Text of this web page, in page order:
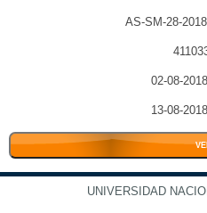
AS-SM-28-
02-08-
13-08-
UNIVERSIDAD